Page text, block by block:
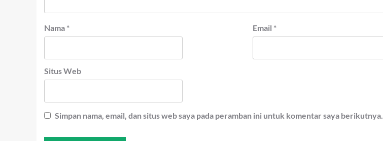
Nama * Email *
Situs Web
Simpan nama, email, dan situs web saya pada peramban ini untuk komentar saya berikutnya.